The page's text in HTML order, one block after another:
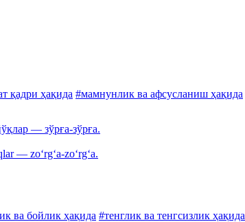
қадри ҳақида #мамнунлик ва афсусланиш ҳақида
— зўрға-зўрға.
— zo‘rg‘a-zo‘rg‘a.
ва бойлик ҳақида #тенглик ва тенгсизлик ҳақида